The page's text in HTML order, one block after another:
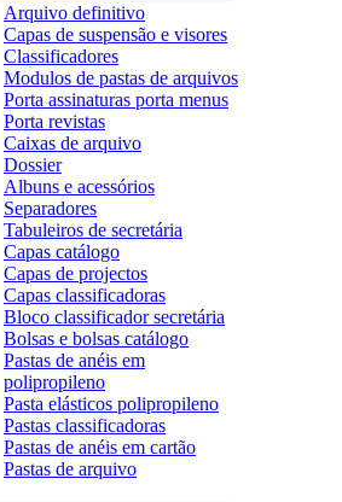
Arquivo definitivo
Capas de suspensão e visores
Classificadores
Modulos de pastas de arquivos
Porta assinaturas porta menus
Porta revistas
Caixas de arquivo
Dossier
Albuns e acessórios
Separadores
Tabuleiros de secretária
Capas catálogo
Capas de projectos
Capas classificadoras
Bloco classificador secretária
Bolsas e bolsas catálogo
Pastas de anéis em
polipropileno
Pasta elásticos polipropileno
Pastas classificadoras
Pastas de anéis em cartão
Pastas de arquivo